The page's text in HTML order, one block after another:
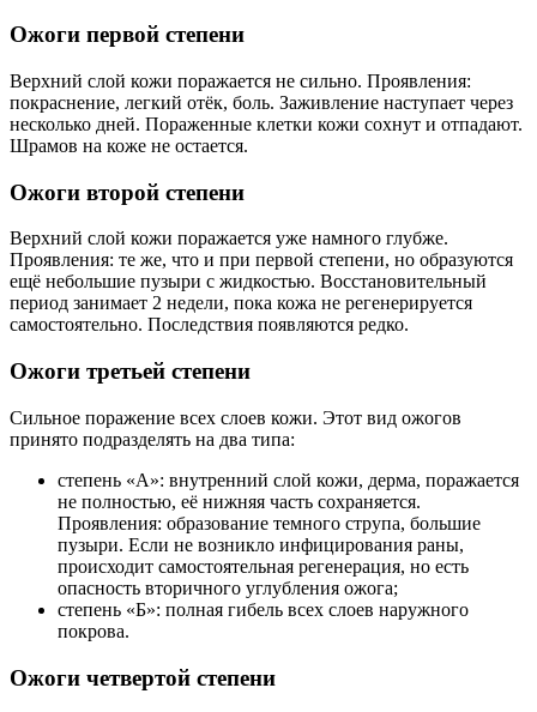
Ожоги первой степени
Верхний слой кожи поражается не сильно. Проявления:
покраснение, легкий отёк, боль. Заживление наступает через
несколько дней. Пораженные клетки кожи сохнут и отпадают.
Шрамов на коже не остается.
Ожоги второй степени
Верхний слой кожи поражается уже намного глубже.
Проявления: те же, что и при первой степени, но образуются
ещё небольшие пузыри с жидкостью. Восстановительный
период занимает 2 недели, пока кожа не регенерируется
самостоятельно. Последствия появляются редко.
Ожоги третьей степени
Сильное поражение всех слоев кожи. Этот вид ожогов
принято подразделять на два типа:
степень «А»: внутренний слой кожи, дерма, поражается
не полностью, её нижняя часть сохраняется.
Проявления: образование темного струпа, большие
пузыри. Если не возникло инфицирования раны,
происходит самостоятельная регенерация, но есть
опасность вторичного углубления ожога;
степень «Б»: полная гибель всех слоев наружного
покрова.
Ожоги четвертой степени